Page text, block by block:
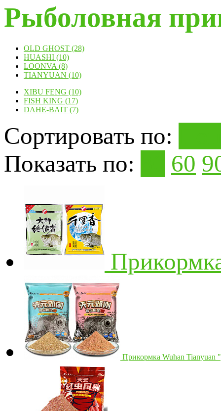
Рыболовная
OLD GHOST (28)
HUASHI (10)
LOONVA (8)
TIANYUAN (10)
XIBU FENG (10)
FISH KING (17)
DAHE-BAIT (7)
Сортировать по:
Показать по:
60
Прикормка Wuhan Tianyuan